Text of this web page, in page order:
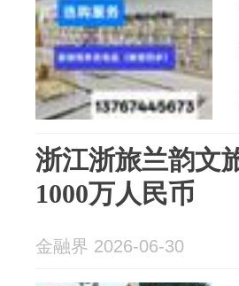
浙江浙旅兰韵文
1000万人民币
金融界 2026-06-30